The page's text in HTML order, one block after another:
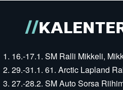
1. 16.-17.1. SM Ralli Mikkeli,
2. 29.-31.1. 61. Arctic Lapland
3. 27.-28.2. SM Auto Sorsa